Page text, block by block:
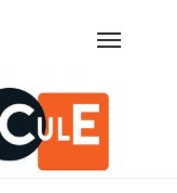
ARTICULE ASBL
Présentation